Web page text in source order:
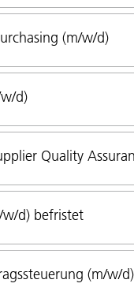
(m/w/d)
d)
Quality
w/d) befristet
(m/w/d)